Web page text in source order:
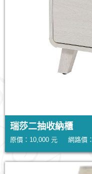
瑞莎二抽收納櫃
原價：10,000 元 網路價：